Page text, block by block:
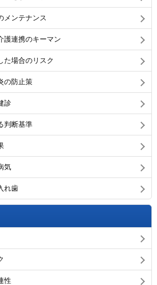
メンテナンス
護連携のキーマン
た場合のリスク
の防止策
診
判断基準
気
れ歯
性